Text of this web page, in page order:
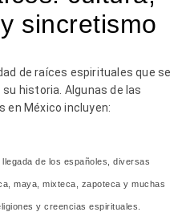
sincretismo
de raíces espirituales que se
historia. Algunas de las
en México incluyen:
de los españoles, diversas
maya, mixteca, zapoteca y muchas
y creencias espirituales.